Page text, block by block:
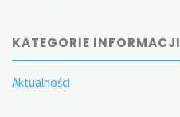
KATEGORIE INFORMACJI
Aktualności